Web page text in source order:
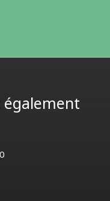
également